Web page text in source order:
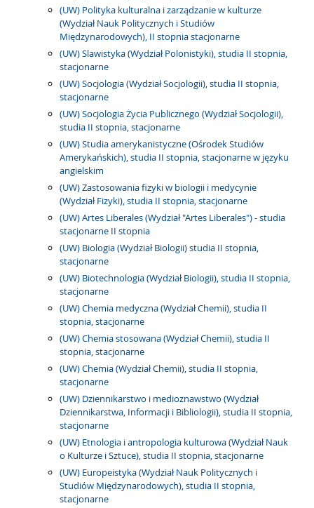
(UW) Polityka kulturalna i zarządzanie w kulturze
(Wydział Nauk Politycznych i Studiów
Międzynarodowych), II stopnia stacjonarne
(UW) Slawistyka (Wydział Polonistyki), studia II stopnia,
stacjonarne
(UW) Socjologia (Wydział Socjologii), studia II stopnia,
stacjonarne
(UW) Socjologia Życia Publicznego (Wydział Socjologii),
studia II stopnia, stacjonarne
(UW) Studia amerykanistyczne (Ośrodek Studiów
Amerykańskich), studia II stopnia, stacjonarne w języku
angielskim
(UW) Zastosowania fizyki w biologii i medycynie
(Wydział Fizyki), studia II stopnia, stacjonarne
(UW) Artes Liberales (Wydział "Artes Liberales") - studia
stacjonarne II stopnia
(UW) Biologia (Wydział Biologii) studia II stopnia,
stacjonarne
(UW) Biotechnologia (Wydział Biologii), studia II stopnia,
stacjonarne
(UW) Chemia medyczna (Wydział Chemii), studia II
stopnia, stacjonarne
(UW) Chemia stosowana (Wydział Chemii), studia II
stopnia, stacjonarne
(UW) Chemia (Wydział Chemii), studia II stopnia,
stacjonarne
(UW) Dziennikarstwo i medioznawstwo (Wydział
Dziennikarstwa, Informacji i Bibliologii), studia II stopnia,
stacjonarne
(UW) Etnologia i antropologia kulturowa (Wydział Nauk
o Kulturze i Sztuce), studia II stopnia, stacjonarne
(UW) Europeistyka (Wydział Nauk Politycznych i
Studiów Międzynarodowych), studia II stopnia,
stacjonarne